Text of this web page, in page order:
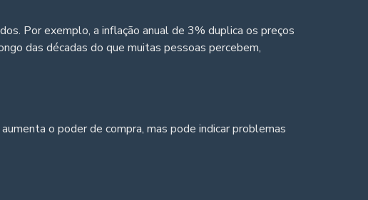
Por exemplo, a inflação anual de 3% duplica os preços
das décadas do que muitas pessoas percebem,
o poder de compra, mas pode indicar problemas